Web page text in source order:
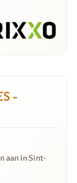
-
aan in Sint-